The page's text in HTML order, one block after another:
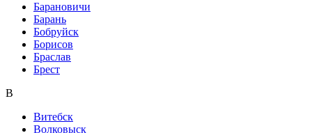
Барановичи
Барань
Бобруйск
Борисов
Браслав
Брест
В
Витебск
Волковыск